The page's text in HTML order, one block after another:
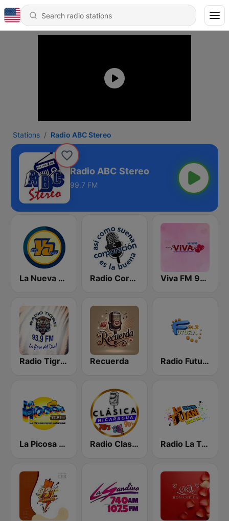
Stations Radio ABC Stereo
Radio ABC Stereo
99.7 FM
La Nueva Radio Ya 600 Radio Corporación (YNOW) Viva FM 98.3 FM
Radio Tigre 93.9 FM Recuerda Radio Futura 91.3 FM
La Picosa 97.9 FM Radio Clasico Nicaragua Radio La Tuani